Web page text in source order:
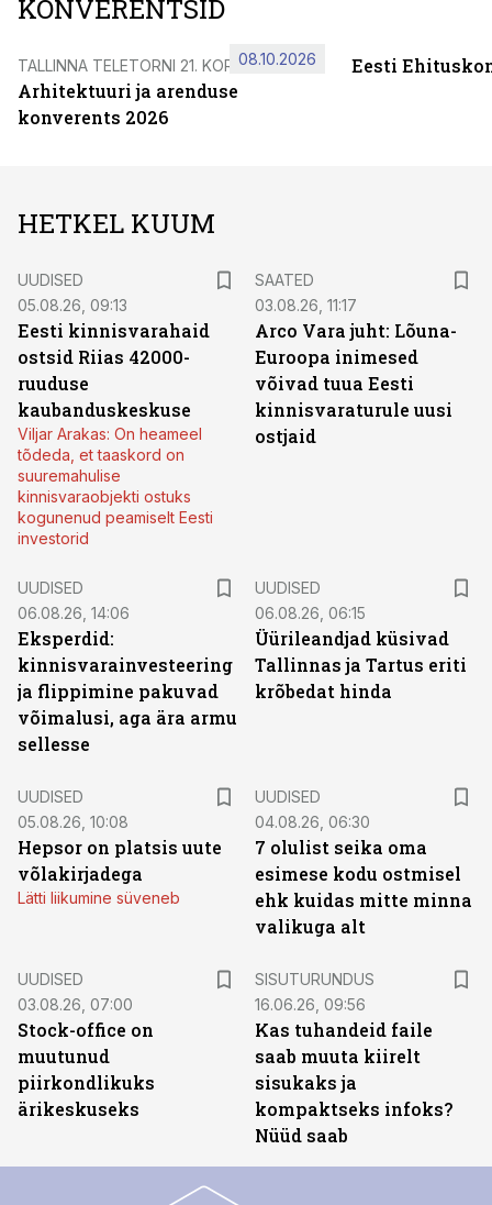
KONVERENTSID
TALLINNA TELETORNI 21. KORRUSEL
Arhitektuuri ja arenduse
konverents 2026
08.10.2026 Eesti
HETKEL KUUM
UUDISED
05.08.26, 09:13
Eesti kinnisvarahaid
ostsid Riias 42000-
ruuduse
kaubanduskeskuse
Viljar Arakas: On heameel
tõdeda, et taaskord on
suuremahulise
kinnisvaraobjekti ostuks
kogunenud peamiselt Eesti
investorid
SAATED
03.08.26, 11:17
Arco Vara juht: Lõuna-
Euroopa inimesed
võivad tuua Eesti
kinnisvaraturule uusi
ostjaid
UUDISED
06.08.26, 14:06
Eksperdid:
kinnisvarainvesteering
ja flippimine pakuvad
võimalusi, aga ära armu
sellesse
UUDISED
06.08.26, 06:15
Üürileandjad küsivad
Tallinnas ja Tartus eriti
krõbedat hinda
UUDISED
05.08.26, 10:08
Hepsor on platsis uute
võlakirjadega
Lätti liikumine süveneb
UUDISED
04.08.26, 06:30
7 olulist seika oma
esimese kodu ostmisel
ehk kuidas mitte minna
valikuga alt
UUDISED
03.08.26, 07:00
Stock-office on
muutunud
piirkondlikuks
ärikeskuseks
SISUTURUNDUS
16.06.26, 09:56
Kas tuhandeid faile
saab muuta kiirelt
sisukaks ja
kompaktseks infoks?
Nüüd saab